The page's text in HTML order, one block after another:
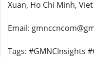
Xuan, Ho Chi Minh,
Email:
Tags: #GMNCInsights